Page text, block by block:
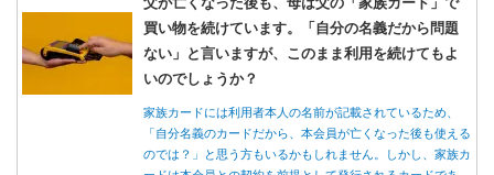
買い物を続けています。「自分の名義だから問題
ない」と言いますが、このまま利用を続けてもよ
いのでしょうか？
家族カードには利用者本人の名前が記載されているため、
「自分名義のカードだから、本会員が亡くなった後も使える
のでは？」と思う方もいるかもしれません。しかし、家族カ